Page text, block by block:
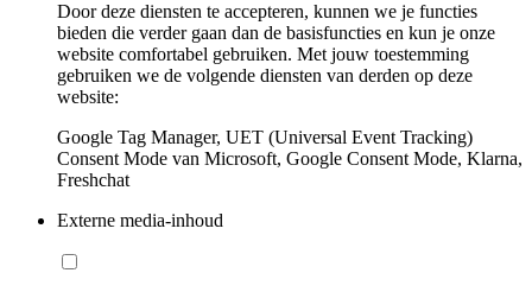
Door deze diensten te accepteren, kunnen we je functies
bieden die verder gaan dan de basisfuncties en kun je onze
website comfortabel gebruiken. Met jouw toestemming
gebruiken we de volgende diensten van derden op deze
website:
Google Tag Manager, UET (Universal Event Tracking)
Consent Mode van Microsoft, Google Consent Mode, Klarna,
Freshchat
Externe media-inhoud